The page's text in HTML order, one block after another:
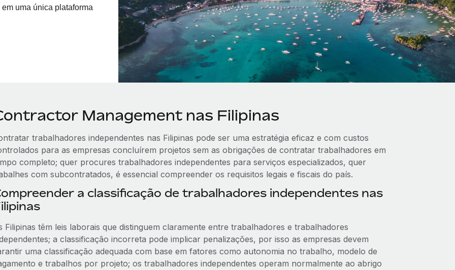
uma única plataforma
Management nas Filipinas
trabalhadores independentes nas Filipinas pode ser uma estratégia eficaz e com custos
para as empresas concluírem projetos sem as obrigações de contratar trabalhadores em
completo; quer procures trabalhadores independentes para serviços especializados, quer
com subcontratados, é essencial compreender os requisitos legais e fiscais do país.
a classificação de trabalhadores independentes nas
Filipinas têm leis laborais que distinguem claramente entre trabalhadores e trabalhadores
a classificação incorreta pode implicar penalizações, por isso as empresas devem
uma classificação adequada com base em fatores como autonomia no trabalho, modelo de
e trabalhos por projeto; os trabalhadores independentes operam normalmente ao abrigo